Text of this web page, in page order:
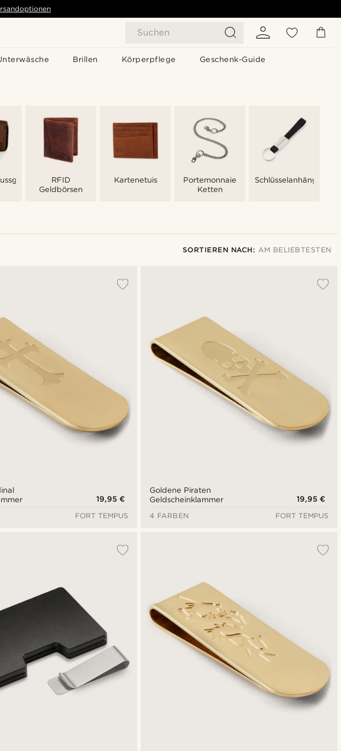
Suchen
Brillen Körperpflege Geschenk-Guide
RFID
Geldbörsen
Kartenetuis
Portemonnaie
Ketten
Schlüsselanhänger
SORTIEREN NACH: AM BELIEBTESTEN
Höchster Preis
19,95 €
FORT TEMPUS
Goldene Piraten
Geldscheinklammer
19,95 €
4 FARBEN
FORT TEMPUS